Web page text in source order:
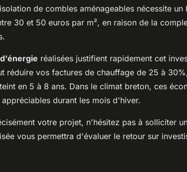
de combles aménageables nécessite
30 et 50 euros par m², en raison de la
réalisées justifient rapidement cet
réduire vos factures de chauffage de 25 à
en 5 à 8 ans. Dans le climat breton, ces
durant les mois d'hiver.
votre projet, n'hésitez pas à solliciter
vous permettra d'évaluer le retour sur